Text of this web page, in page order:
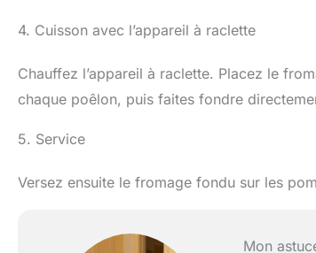
4. Cuisson avec l’appareil à raclette
Chauffez l’appareil à raclette. Placez le
chaque poêlon, puis faites fondre
5. Service
Versez ensuite le fromage fondu sur les
Mon